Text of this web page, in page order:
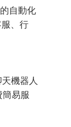
自動化
、行
機器人
易服